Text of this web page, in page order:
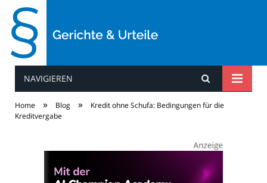
Gerichte & Urteile
NAVIGIEREN
Home » Blog »
Kredit ohne Schufa: Bedingungen für die
Kreditvergabe